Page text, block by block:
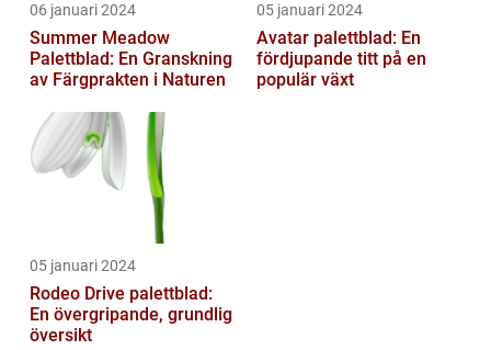
06 januari 2024
Summer Meadow
Palettblad: En Granskning
av Färgprakten i Naturen
05 januari 2024
Avatar palettblad: En
fördjupande titt på en
populär växt
05 januari 2024
Rodeo Drive palettblad:
En övergripande, grundlig
översikt